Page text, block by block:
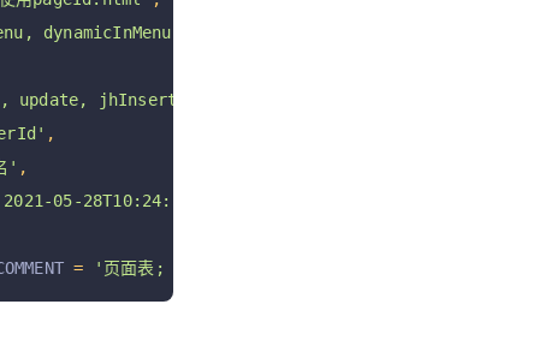
dynamicInMenu'
update, jhInsert, jhUpdate, jhDelete jhRestore'
,
' ,
05-28T10:24:54+08:00 '
= '页面表; 软删除未启用;'